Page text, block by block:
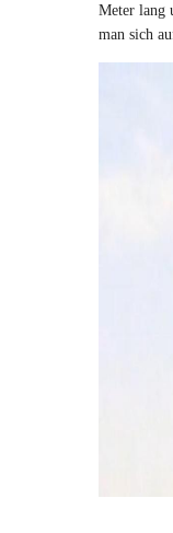
Meter lang
man sich